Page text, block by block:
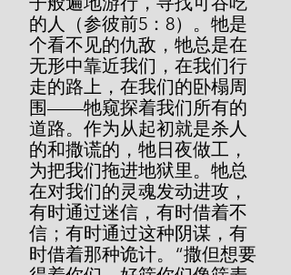
的人（参彼前5：8）。牠是
个看不见的仇敌，牠总是在
无形中靠近我们，在我们行
走的路上，在我们的卧榻周
围——牠窥探着我们所有的
道路。作为从起初就是杀人
的和撒谎的，牠日夜做工，
为把我们拖进地狱里。牠总
在对我们的灵魂发动进攻，
有时通过迷信，有时借着不
信；有时通过这种阴谋，有
时借着那种诡计。“撒但想要